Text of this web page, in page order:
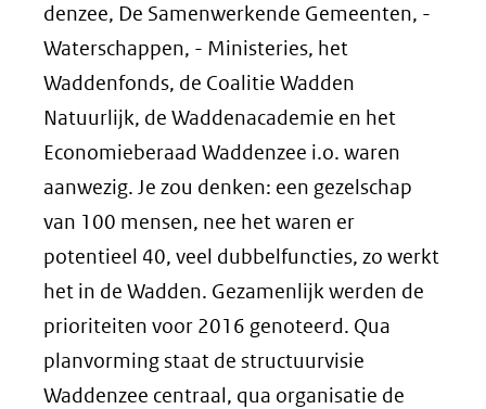
denzee, De Samenwerkende Gemeenten, -
Waterschappen, - Ministeries, het
Waddenfonds, de Coalitie Wadden
Natuurlijk, de Waddenacademie en het
Economieberaad Waddenzee i.o. waren
aanwezig. Je zou denken: een gezelschap
van 100 mensen, nee het waren er
potentieel 40, veel dubbelfuncties, zo werkt
het in de Wadden. Gezamenlijk werden de
prioriteiten voor 2016 genoteerd. Qua
planvorming staat de structuurvisie
Waddenzee centraal, qua organisatie de